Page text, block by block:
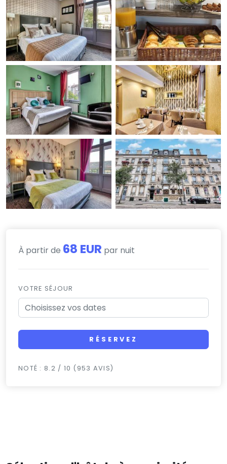
À partir de 68 EUR par nuit
VOTRE SÉJOUR
RÉSERVEZ
NOTÉ : 8.2 / 10 (953 AVIS)